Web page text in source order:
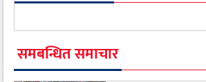
समबन्धित समाचार